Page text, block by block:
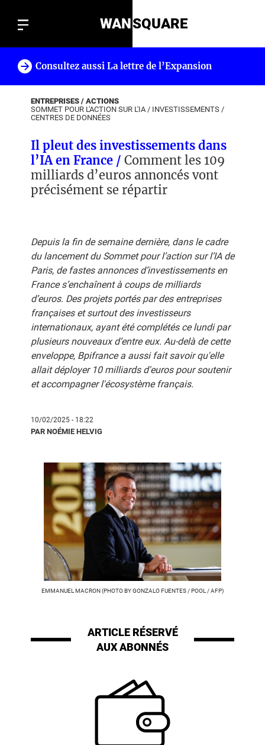
WANSQUARE
Consultez aussi La lettre de l’Expansion
ENTREPRISES / ACTIONS
SOMMET POUR L'ACTION SUR L'IA/ INVESTISSEMENTS /
CENTRES DE DONNÉES
Il pleut des investissements dans
l’IA en France / Comment les 109
milliards d’euros annoncés vont
précisément se répartir
Depuis la fin de semaine dernière, dans le cadre
du lancement du Sommet pour l’action sur l’IA de
Paris, de fastes annonces d’investissements en
France s’enchaînent à coups de milliards
d’euros. Des projets portés par des entreprises
françaises et surtout des investisseurs
internationaux, ayant été complétés ce lundi par
plusieurs nouveaux d’entre eux. Au-delà de cette
enveloppe, Bpifrance a aussi fait savoir qu'elle
allait déployer 10 milliards d'euros pour soutenir
et accompagner l'écosystème français.
10/02/2025 - 18:22
PAR NOÉMIE HELVIG
EMMANUEL MACRON (PHOTO BY GONZALO FUENTES / POOL / AFP)
ARTICLE RÉSERVÉ
AUX ABONNÉS